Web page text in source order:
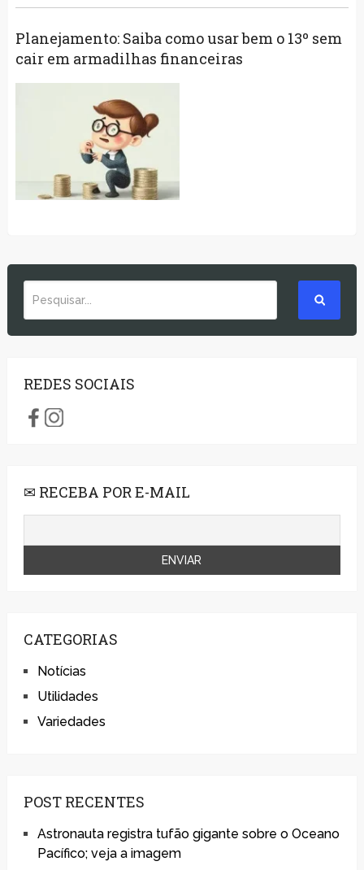
Planejamento: Saiba como usar bem o 13º sem
cair em armadilhas financeiras
REDES SOCIAIS
✉ RECEBA POR E-MAIL
CATEGORIAS
Notícias
Utilidades
Variedades
POST RECENTES
Astronauta registra tufão gigante sobre o Oceano
Pacífico; veja a imagem